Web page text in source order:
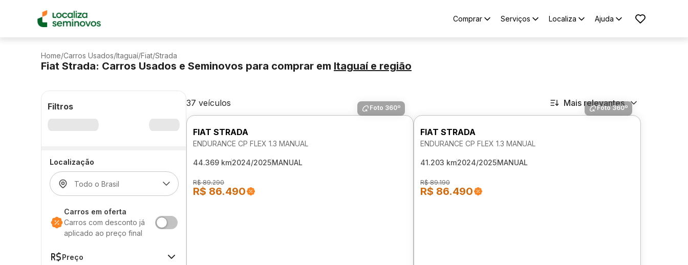
Comprar Serviços Localiza Ajuda
Home/Carros Usados/Itaguaí/Fiat/Strada
Fiat Strada: Carros Usados e Seminovos para comprar em Itaguaíe região
Filtros
Localização
Carros em oferta
Carros com desconto já
aplicado ao preço final
Preço
37 veículos Mais relevantes
Foto 360º
FIAT STRADA
ENDURANCE CP FLEX 1.3 MANUAL
44.369 km2024/2025MANUAL
R$ 89.290
R$ 86.490
Foto 360º
FIAT STRADA
ENDURANCE CP FLEX 1.3 MANUAL
41.203 km2024/2025MANUAL
R$ 89.190
R$ 86.490